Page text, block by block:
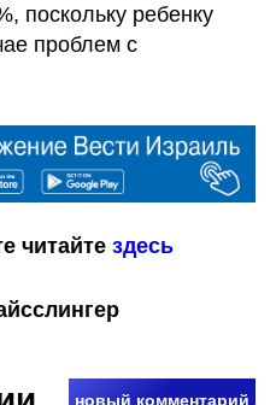
поскольку ребенку
проблем с
читайте здесь
новый комментарий